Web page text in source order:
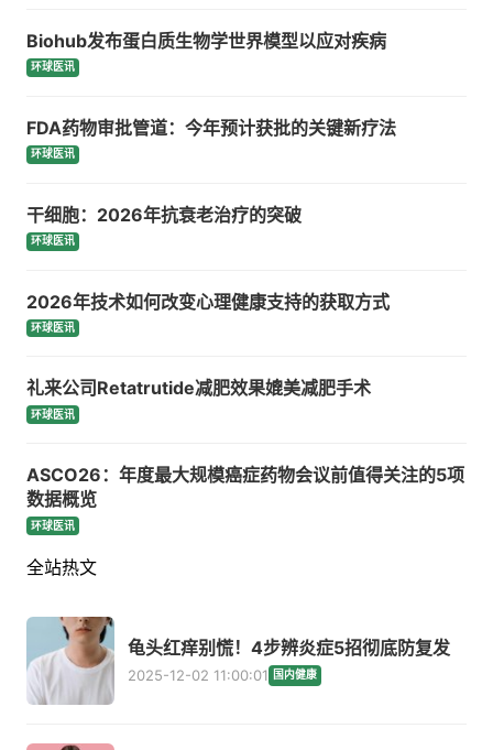
Biohub发布蛋白质生物学世界模型以应对疾病
环球医讯
FDA药物审批管道：今年预计获批的关键新疗法
环球医讯
干细胞：2026年抗衰老治疗的突破
环球医讯
2026年技术如何改变心理健康支持的获取方式
环球医讯
礼来公司Retatrutide减肥效果媲美减肥手术
环球医讯
ASCO26：年度最大规模癌症药物会议前值得关注的5项
数据概览
环球医讯
全站热文
龟头红痒别慌！4步辨炎症5招彻底防复发
2025-12-02 11:00:01 国内健康